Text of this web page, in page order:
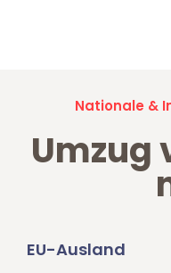
Nationale &
Umzug
EU-Ausland